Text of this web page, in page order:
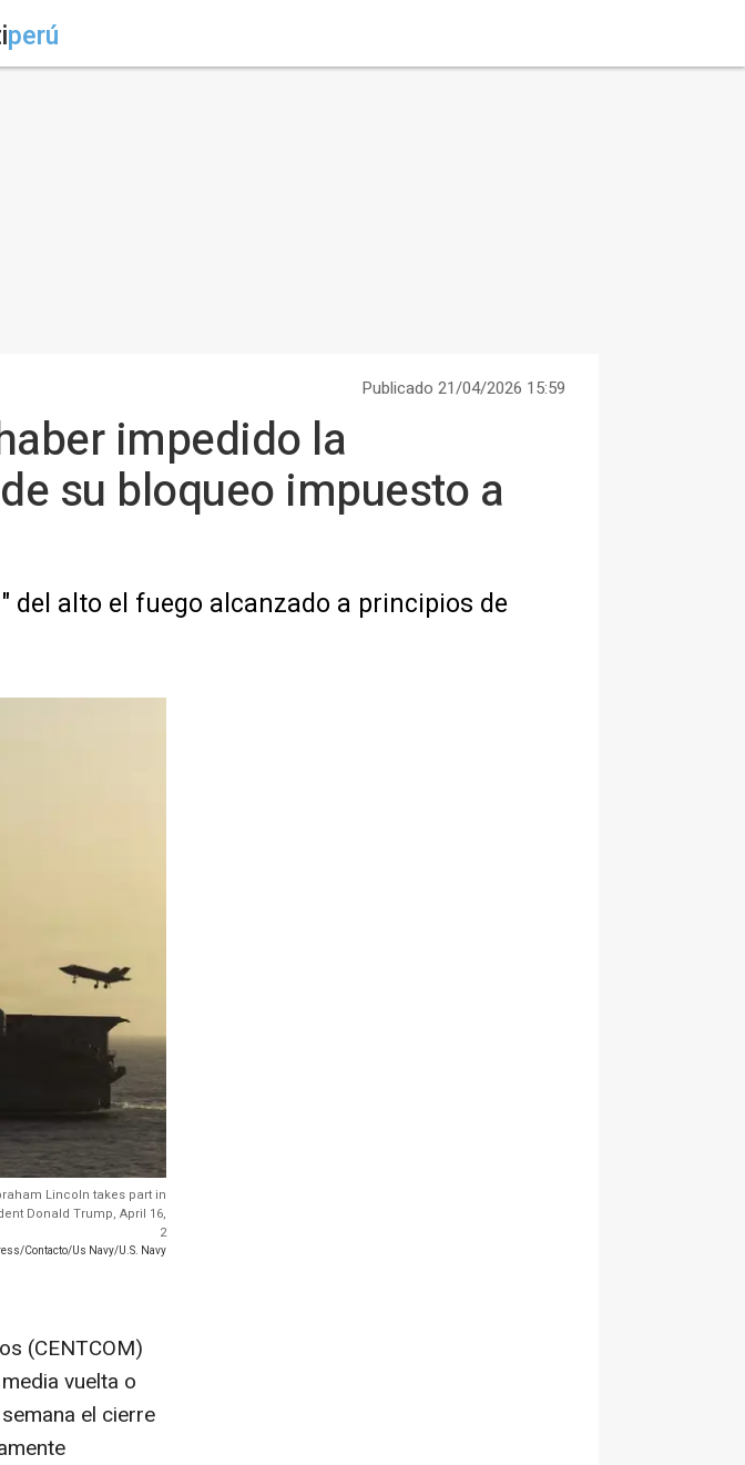
perú
Publicado 21/04/2026 15:59
impedido la
su bloqueo impuesto a
alto el fuego alcanzado a principios de
Lincoln takes part in
Donald Trump, April 16,
2
Contacto/Us Navy/U.S. Navy
(CENTCOM)
vuelta o
el cierre